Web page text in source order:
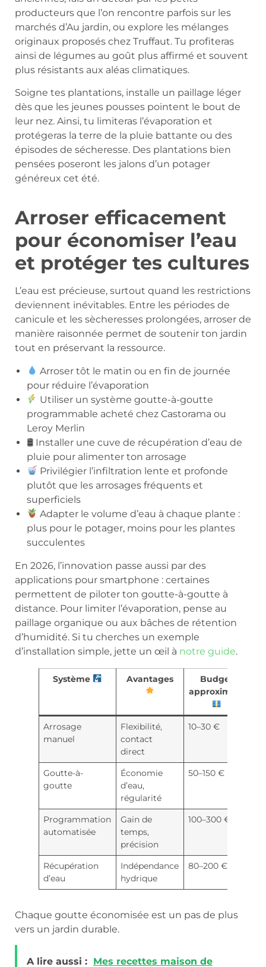
producteurs que l’on rencontre parfois sur les
marchés d’Au jardin, ou explore les mélanges
originaux proposés chez Truffaut. Tu profiteras
ainsi de légumes au goût plus affirmé et souvent
plus résistants aux aléas climatiques.
Soigne tes plantations, installe un paillage léger
dès que les jeunes pousses pointent le bout de
leur nez. Ainsi, tu limiteras l’évaporation et
protégeras la terre de la pluie battante ou des
épisodes de sécheresse. Des plantations bien
pensées poseront les jalons d’un potager
généreux cet été.
Arroser efficacement
pour économiser l’eau
et protéger tes cultures
L’eau est précieuse, surtout quand les restrictions
deviennent inévitables. Entre les périodes de
canicule et les sècheresses prolongées, arroser de
manière raisonnée permet de soutenir ton jardin
tout en préservant la ressource.
Arroser tôt le matin ou en fin de journée
pour réduire l’évaporation
Utiliser un système goutte-à-goutte
programmable acheté chez Castorama ou
Leroy Merlin
🛢 Installer une cuve de récupération d’eau de
pluie pour alimenter ton arrosage
Privilégier l’infiltration lente et profonde
plutôt que les arrosages fréquents et
superficiels
Adapter le volume d’eau à chaque plante :
plus pour le potager, moins pour les plantes
succulentes
En 2026, l’innovation passe aussi par des
applications pour smartphone : certaines
permettent de piloter ton goutte-à-goutte à
distance. Pour limiter l’évaporation, pense au
paillage organique ou aux bâches de rétention
d’humidité. Si tu cherches un exemple
d’installation simple, jette un œil à notre guide.
Système Avantages
Budget
approximatif
Arrosage
manuel
Flexibilité,
contact
direct
10–30 €
Goutte-à-
goutte
Économie
d’eau,
régularité
50–150 €
Programmation
automatisée
Gain de
temps,
précision
100–300 €
Récupération
d’eau
Indépendance
hydrique
80–200 €
Chaque goutte économisée est un pas de plus
vers un jardin durable.
A lire aussi : Mes recettes maison de